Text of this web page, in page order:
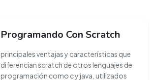
Programando Con Scratch
principales ventajas y características que
diferencian scratch de otros lenguajes de
programación como c y java, utilizados